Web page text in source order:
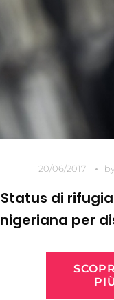
20/06/2017
Status di
nigeriana per